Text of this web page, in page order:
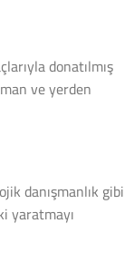
donatılmış
ve yerden
danışmanlık gibi
yaratmayı